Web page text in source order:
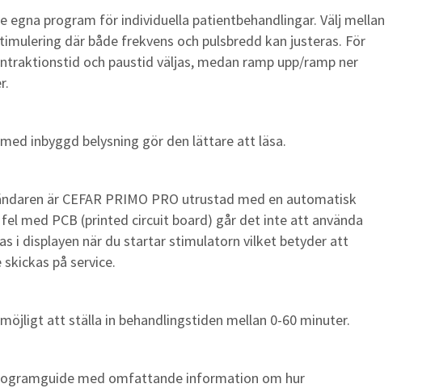
program för individuella patientbehandlingar. Välj mellan
där både frekvens och pulsbredd kan justeras. För
och paustid väljas, medan ramp upp/ramp ner
inbyggd belysning gör den lättare att läsa.
är CEFAR PRIMO PRO utrustad med en automatisk
med PCB (printed circuit board) går det inte att använda
i displayen när du startar stimulatorn vilket betyder att
på service.
att ställa in behandlingstiden mellan 0-60 minuter.
med omfattande information om hur